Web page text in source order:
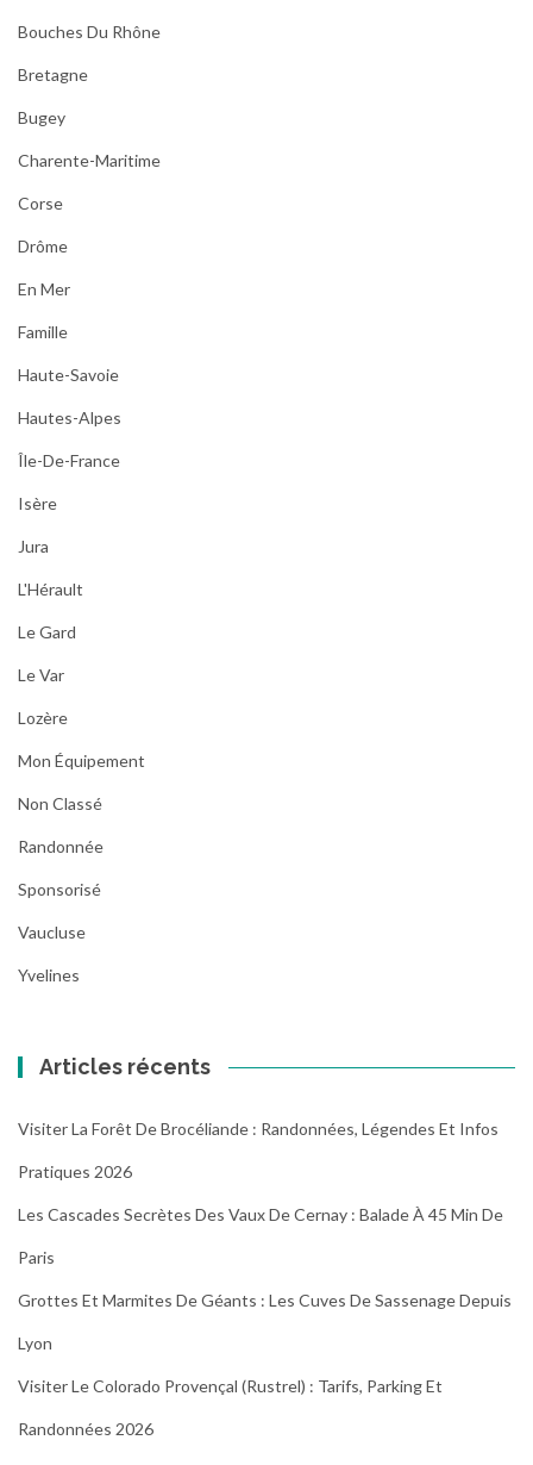
Bouches Du Rhône
Bretagne
Bugey
Charente-Maritime
Corse
Drôme
En Mer
Famille
Haute-Savoie
Hautes-Alpes
Île-De-France
Isère
Jura
L'Hérault
Le Gard
Le Var
Lozère
Mon Équipement
Non Classé
Randonnée
Sponsorisé
Vaucluse
Yvelines
Articles récents
Visiter La Forêt De Brocéliande : Randonnées, Légendes Et Infos
Pratiques 2026
Les Cascades Secrètes Des Vaux De Cernay : Balade À 45 Min De
Paris
Grottes Et Marmites De Géants : Les Cuves De Sassenage Depuis
Lyon
Visiter Le Colorado Provençal (Rustrel) : Tarifs, Parking Et
Randonnées 2026